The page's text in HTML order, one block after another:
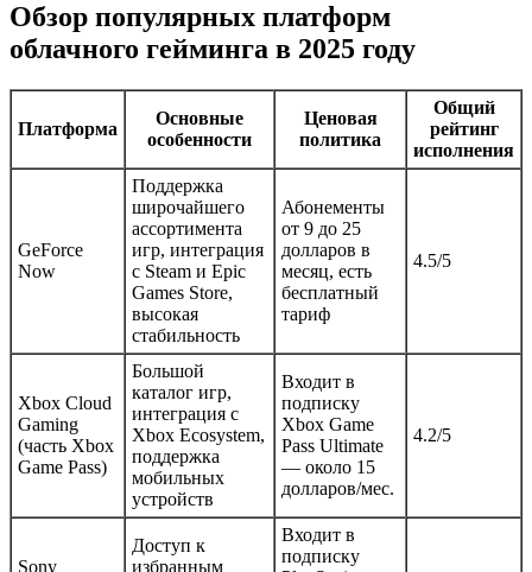
Обзор популярных платформ
облачного гейминга в 2025 году
Платформа
Основные
особенности
Ценовая
политика
Общий
рейтинг
исполнения
GeForce
Now
Поддержка
широчайшего
ассортимента
игр, интеграция
с Steam и Epic
Games Store,
высокая
стабильность
Абонементы
от 9 до 25
долларов в
месяц, есть
бесплатный
тариф
4.5/5
Xbox Cloud
Gaming
(часть Xbox
Game Pass)
Большой
каталог игр,
интеграция с
Xbox Ecosystem,
поддержка
мобильных
устройств
Входит в
подписку
Xbox Game
Pass Ultimate
— около 15
долларов/мес.
4.2/5
Sony
Доступ к
избранным
Входит в
подписку